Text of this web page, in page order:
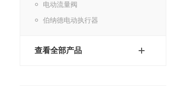
电动流量阀
伯纳德电动执行器
查看全部产品